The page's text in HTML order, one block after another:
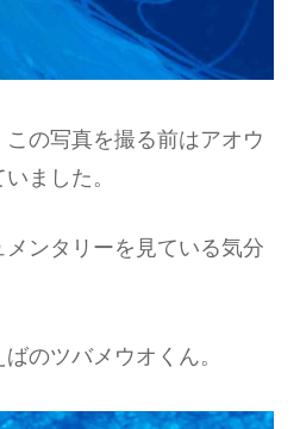
の写真を撮る前はアオウ
ました。
ンタリーを見ている気分
のツバメウオくん。